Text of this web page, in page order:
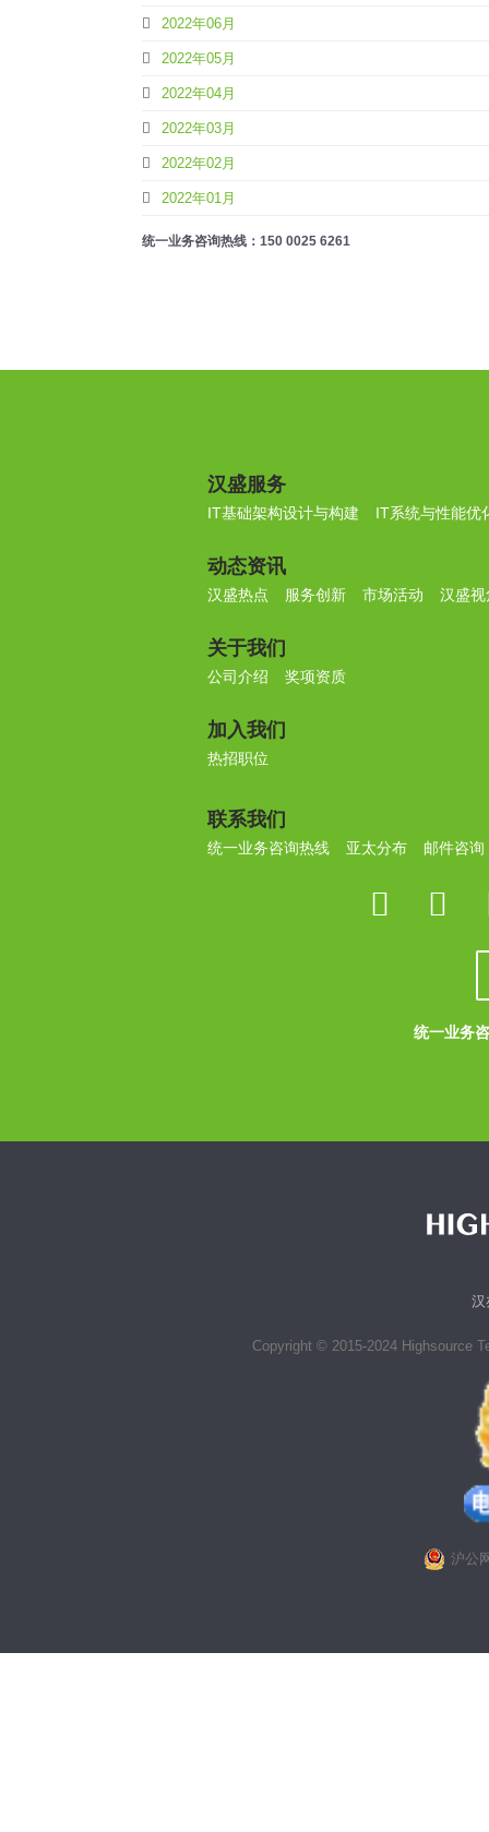
2022年06月
2022年05月
2022年04月
2022年03月
2022年02月
2022年01月
统一业务咨询热线：150 0025 6261
汉盛服务
IT基础架构设计与构建 IT系统与性能优
动态资讯
汉盛热点 服务创新 市场活动 汉盛视
关于我们
公司介绍 奖项资质
加入我们
热招职位
联系我们
统一业务咨询热线 亚太分布 邮件咨询
统一业务
汉
Copyright © 2015-2024 Highsource
沪公